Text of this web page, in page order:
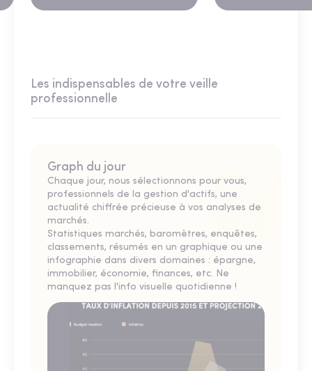
Les indispensables de votre veille
professionnelle
Graph du jour
Chaque jour, nous sélectionnons pour vous,
professionnels de la gestion d'actifs, une
actualité chiffrée précieuse à vos analyses de
marchés.
Statistiques marchés, baromètres, enquêtes,
classements, résumés en un graphique ou une
infographie dans divers domaines : épargne,
immobilier, économie, finances, etc. Ne
manquez pas l'info visuelle quotidienne !